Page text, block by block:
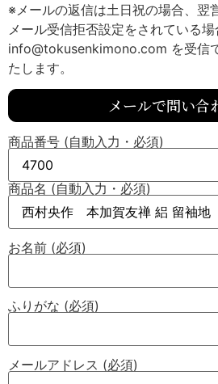
※メールの返信は土日祝の場合、翌
メール受信拒否設定をされている場
info@tokusenkimono.com を受信
たします。
メールで問い合
商品番号 (自動入力・必須)
商品名 (自動入力・必須)
お名前 (必須)
ふりがな (必須)
メールアドレス (必須)